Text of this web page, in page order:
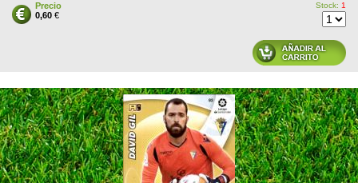
Precio
0,60 €
Stock: 1